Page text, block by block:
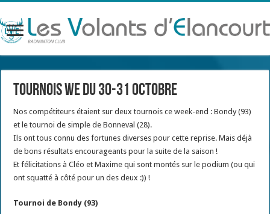
Tournois WE du 30-31 octobre
Nos compétiteurs étaient sur deux tournois ce week-end : Bondy (93)
et le tournoi de simple de Bonneval (28).
Ils ont tous connu des fortunes diverses pour cette reprise. Mais déjà
de bons résultats encourageants pour la suite de la saison !
Et félicitations à Cléo et Maxime qui sont montés sur le podium (ou qui
ont squatté à côté pour un des deux :)) !
Tournoi de Bondy (93)